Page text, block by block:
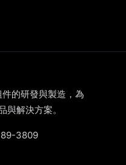
的研發與製造，為
與解決方案。
3809